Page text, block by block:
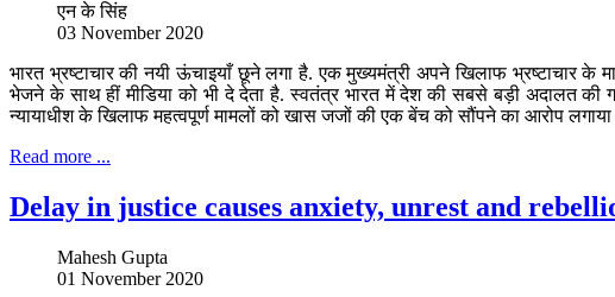
एन के सिंह
03 November 2020
भारत भ्रष्टाचार की नयी ऊंचाइयाँ छूने लगा है. एक मुख्यमंत्री अपने खिलाफ
भेजने के साथ हीं मीडिया को भी दे देता है. स्वतंत्र भारत में देश की सबसे बड़ी अदालत
न्यायाधीश के खिलाफ महत्वपूर्ण मामलों को खास जजों की एक बेंच को सौंपने का आरोप लगाया
Read more ...
Delay in justice causes anxiety, unrest and
Mahesh Gupta
01 November 2020